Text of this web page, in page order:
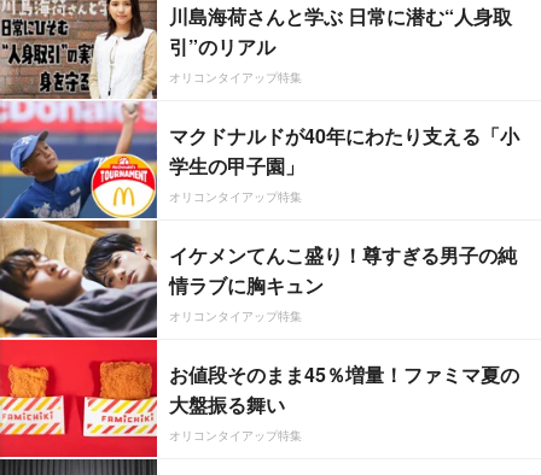
川島海荷さんと学ぶ 日常に潜む“人身取
引”のリアル
オリコンタイアップ特集
マクドナルドが40年にわたり支える「小
学生の甲子園」
オリコンタイアップ特集
イケメンてんこ盛り！尊すぎる男子の純
情ラブに胸キュン
オリコンタイアップ特集
お値段そのまま45％増量！ファミマ夏の
大盤振る舞い
オリコンタイアップ特集